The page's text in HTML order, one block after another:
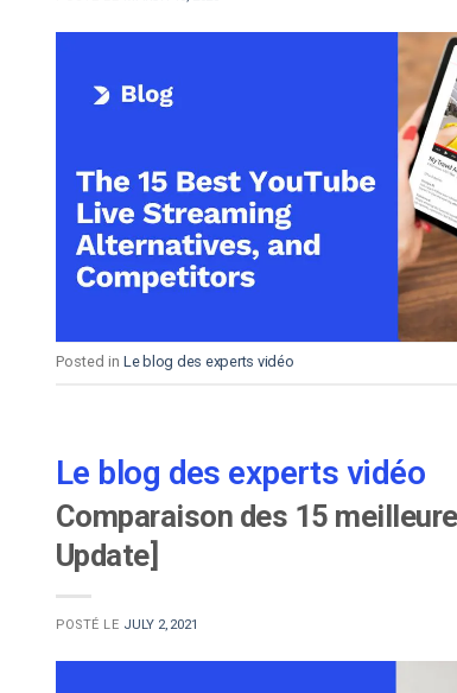
Posted in Le blog des experts vidéo
Le blog des experts vidéo
Comparaison des 15
Update]
POSTÉ LE JULY 2, 2021